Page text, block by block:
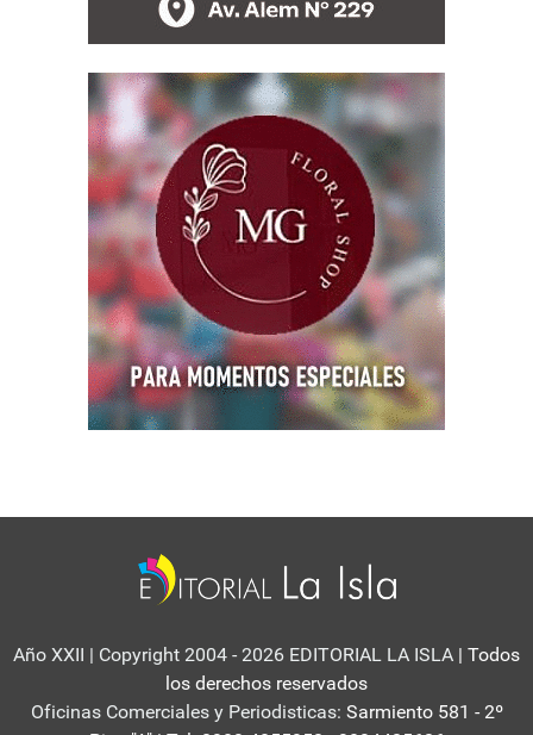
Año XXII | Copyright 2004 - 2026 EDITORIAL LA ISLA | Todos
los derechos reservados
Oficinas Comerciales y Periodisticas: Sarmiento 581 - 2º